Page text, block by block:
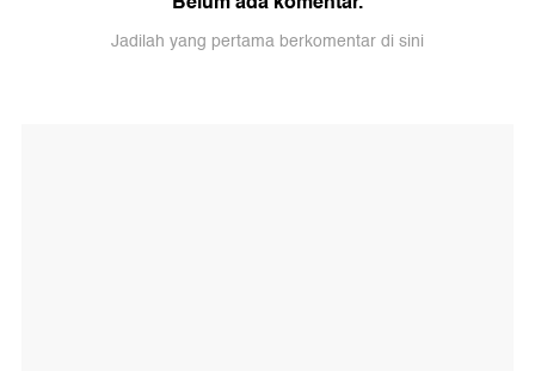
Jadilah yang pertama berkomentar di sini